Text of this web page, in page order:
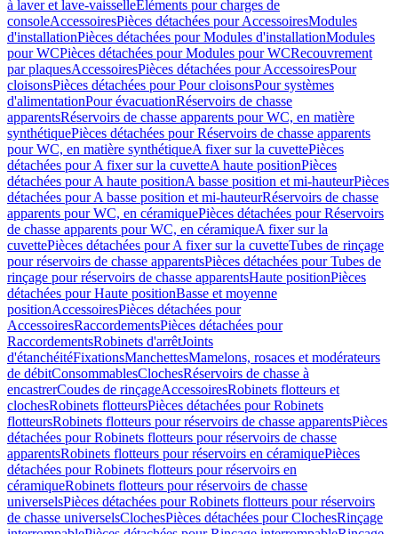
à laver et lave-vaisselleEléments pour charges de
consoleAccessoiresPièces détachées pour AccessoiresModules
d'installationPièces détachées pour Modules d'installationModules
pour WCPièces détachées pour Modules pour WCRecouvrement
par plaquesAccessoiresPièces détachées pour AccessoiresPour
cloisonsPièces détachées pour Pour cloisonsPour systèmes
d'alimentationPour évacuationRéservoirs de chasse
apparentsRéservoirs de chasse apparents pour WC, en matière
synthétiquePièces détachées pour Réservoirs de chasse apparents
pour WC, en matière synthétiqueA fixer sur la cuvettePièces
détachées pour A fixer sur la cuvetteA haute positionPièces
détachées pour A haute positionA basse position et mi-hauteurPièces
détachées pour A basse position et mi-hauteurRéservoirs de chasse
apparents pour WC, en céramiquePièces détachées pour Réservoirs
de chasse apparents pour WC, en céramiqueA fixer sur la
cuvettePièces détachées pour A fixer sur la cuvetteTubes de rinçage
pour réservoirs de chasse apparentsPièces détachées pour Tubes de
rinçage pour réservoirs de chasse apparentsHaute positionPièces
détachées pour Haute positionBasse et moyenne
positionAccessoiresPièces détachées pour
AccessoiresRaccordementsPièces détachées pour
RaccordementsRobinets d'arrêtJoints
d'étanchéitéFixationsManchettesMamelons, rosaces et modérateurs
de débitConsommablesClochesRéservoirs de chasse à
encastrerCoudes de rinçageAccessoiresRobinets flotteurs et
clochesRobinets flotteursPièces détachées pour Robinets
flotteursRobinets flotteurs pour réservoirs de chasse apparentsPièces
détachées pour Robinets flotteurs pour réservoirs de chasse
apparentsRobinets flotteurs pour réservoirs en céramiquePièces
détachées pour Robinets flotteurs pour réservoirs en
céramiqueRobinets flotteurs pour réservoirs de chasse
universelsPièces détachées pour Robinets flotteurs pour réservoirs
de chasse universelsClochesPièces détachées pour ClochesRinçage